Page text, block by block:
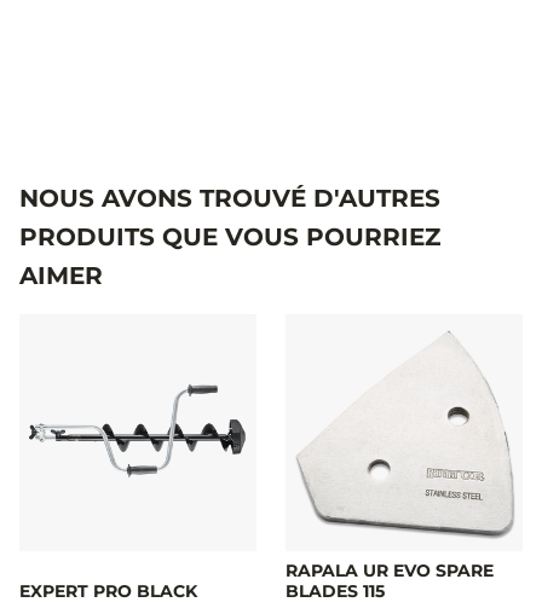
NOUS AVONS TROUVÉ D'AUTRES
PRODUITS QUE VOUS POURRIEZ
AIMER
EXPERT PRO BLACK
RAPALA UR EVO SPARE
BLADES 115